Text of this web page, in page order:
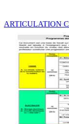
ARTICULATION